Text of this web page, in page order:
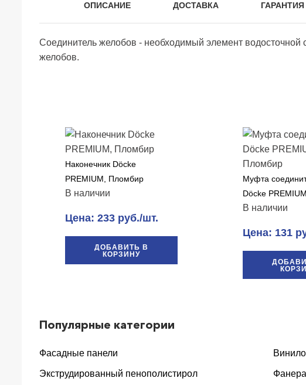
ОПИСАНИЕ ДОСТАВКА ГАРАНТИЯ
Соединитель желобов - необходимый элемент
желобов.
Наконечник Döcke
PREMIUM, Пломбир
В наличии
Цена: 233 руб./шт.
ДОБАВИТЬ В
КОРЗИНУ
Муфта
Döcke
В наличии
Цена: 131
Популярные категории
Фасадные панели
Экструдированный пенополистирол Фанера